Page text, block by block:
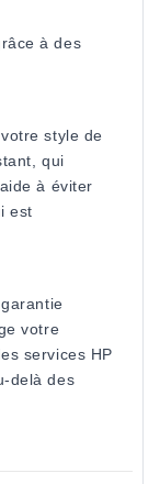
à des
style de
qui
à éviter
est
votre
services HP
delà des